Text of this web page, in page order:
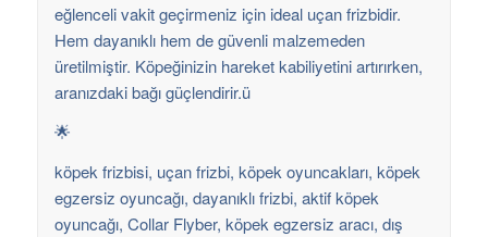
eğlenceli vakit geçirmeniz için ideal uçan frizbidir.
Hem dayanıklı hem de güvenli malzemeden
üretilmiştir. Köpeğinizin hareket kabiliyetini artırırken,
aranızdaki bağı güçlendirir.ü
🌟
köpek frizbisi, uçan frizbi, köpek oyuncakları, köpek
egzersiz oyuncağı, dayanıklı frizbi, aktif köpek
oyuncağı, Collar Flyber, köpek egzersiz aracı, dış